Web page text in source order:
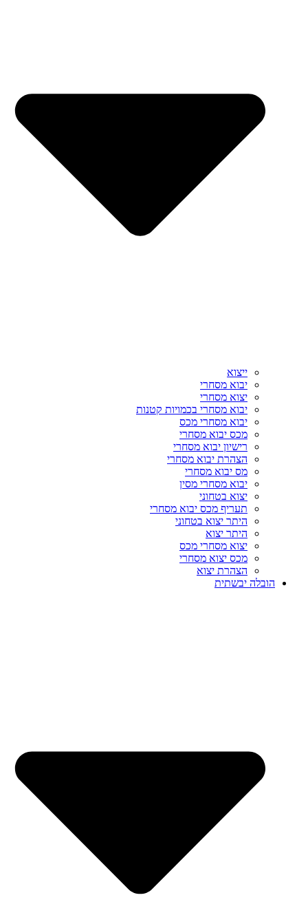
ייצוא
יבוא מסחרי
יצוא מסחרי
יבוא מסחרי בכמויות קטנות
יבוא מסחרי מכס
מכס יבוא מסחרי
רישיון יבוא מסחרי
הצהרת יבוא מסחרי
מס יבוא מסחרי
יבוא מסחרי מסין
יצוא בטחוני
תעריף מכס יבוא מסחרי
היתר יצוא בטחוני
היתר יצוא
יצוא מסחרי מכס
מכס יצוא מסחרי
הצהרת יצוא
הובלה יבשתית